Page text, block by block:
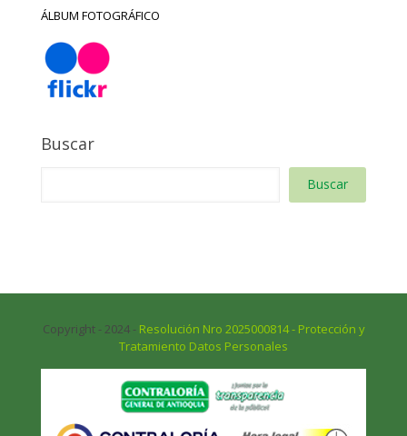
ÁLBUM FOTOGRÁFICO
Buscar
Buscar
Copyright - 2024 - Resolución Nro 2025000814 - Protección y
Tratamiento Datos Personales